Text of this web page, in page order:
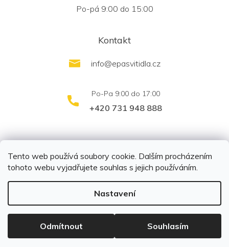
Tento web používá soubory cookie. Dalším procházením
tohoto webu vyjadřujete souhlas s jejich používáním.
Nastavení
Odmítnout Souhlasím
Po-pá 9:00 do 15:00
Kontakt
info@epasvitidla.cz
+420 731 948 888
Připravil Shoptetnamiru.cz
Copyright 2026EPA svítidla s.r.o.. Všechna práva
vyhrazena.Upravit nastavení cookies